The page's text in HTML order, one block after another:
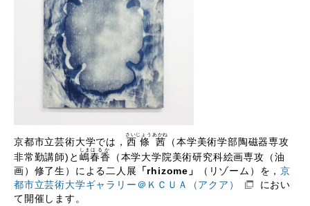
京都市立芸術大学では， 西條
さいじょう
茜
あかね
（本学美術学部陶磁器専攻
非常勤講師)と 嶋
しま
春香
はるか
（本学大学院美術研究科絵画専攻（油
画）修了生）による二人展
「rhizome」 （リゾーム）を，京
都市立芸術大学ギャラリー＠ＫＣＵＡ（アクア）
におい
て開催します。